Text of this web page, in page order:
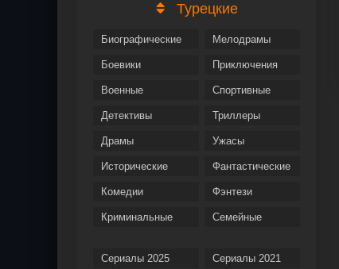
Турецкие
Биографические
Боевики
Военные
Детективы
Драмы
Исторические
Комедии
Криминальные
Мелодрамы
Приключения
Спортивные
Триллеры
Ужасы
Фантастические
Фэнтези
Семейные
Сериалы 2025 Сериалы 2021